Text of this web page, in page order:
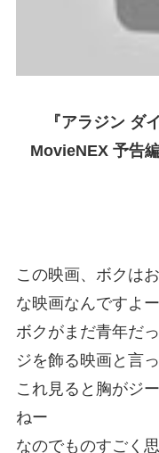
『アラジン ダ
MovieNEX 予告
この映画、ボクは
な映画なんですよー
ボクがまだ青年だ
ジを飾る映画と言
これ見ると胸がジ
ねー
なのでものすごく